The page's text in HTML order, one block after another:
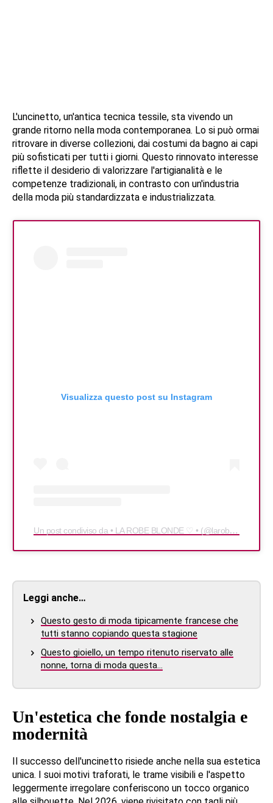
L'uncinetto, un'antica tecnica tessile, sta vivendo un
grande ritorno nella moda contemporanea. Lo si può ormai
ritrovare in diverse collezioni, dai costumi da bagno ai capi
più sofisticati per tutti i giorni. Questo rinnovato interesse
riflette il desiderio di valorizzare l'artigianalità e le
competenze tradizionali, in contrasto con un'industria
della moda più standardizzata e industrializzata.
Visualizza questo post su Instagram
Un post condiviso da • LA ROBE BLONDE ♡ • (@larobeblonde)
Leggi anche…
Questo gesto di moda tipicamente francese che
tutti stanno copiando questa stagione
Questo gioiello, un tempo ritenuto riservato alle
nonne, torna di moda questa…
Un'estetica che fonde nostalgia e
modernità
Il successo dell'uncinetto risiede anche nella sua estetica
unica. I suoi motivi traforati, le trame visibili e l'aspetto
leggermente irregolare conferiscono un tocco organico